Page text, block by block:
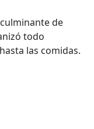
de
todo
las comidas.